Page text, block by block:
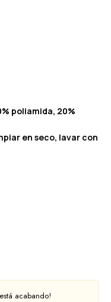
poliamida, 20%
en seco, lavar con
acabando!